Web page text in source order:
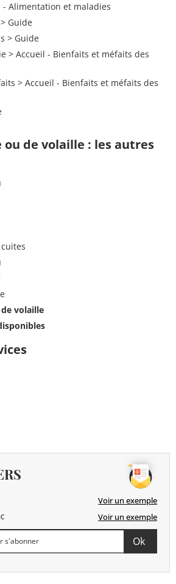
- Alimentation et maladies
> Guide
> Guide
> Accueil - Bienfaits et méfaits des
> Accueil - Bienfaits et méfaits des
ou de volaille : les autres
volaille
Voir un exemple
Voir un exemple